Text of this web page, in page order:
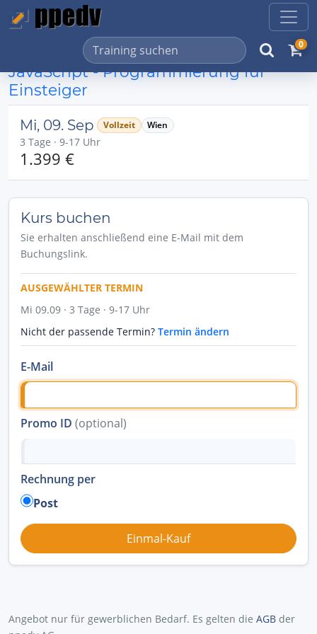
0
JavaScript - Programmierung für
Einsteiger
Mi, 09. Sep Vollzeit Wien
3 Tage · 9-17 Uhr
1.399 €
Kurs buchen
Sie erhalten anschließend eine E-Mail mit dem
Buchungslink.
AUSGEWÄHLTER TERMIN
Mi 09.09 · 3 Tage · 9-17 Uhr
Nicht der passende Termin? Termin ändern
E-Mail
Promo ID (optional)
Rechnung per
Post
Angebot nur für gewerblichen Bedarf. Es gelten die AGB der